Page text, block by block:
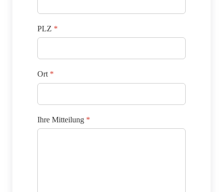
PLZ *
Ort *
Ihre Mitteilung *